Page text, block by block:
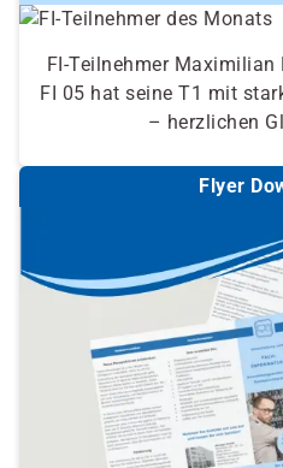
FI-Teilnehmer
FI 05 hat seine T1 mit
– herzlichen
Flyer